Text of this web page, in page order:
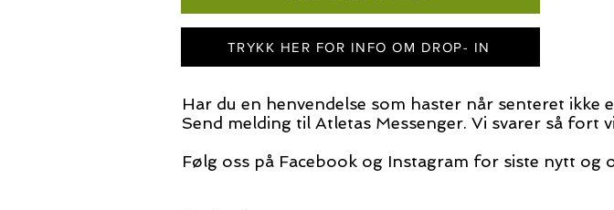
Har du en henvendelse som haster når senteret ikke
Send melding til Atletas Messenger. Vi svarer så fort
Følg oss på Facebook og Instagram for siste nytt og
TRYKK HER FOR INFO OM DROP- IN